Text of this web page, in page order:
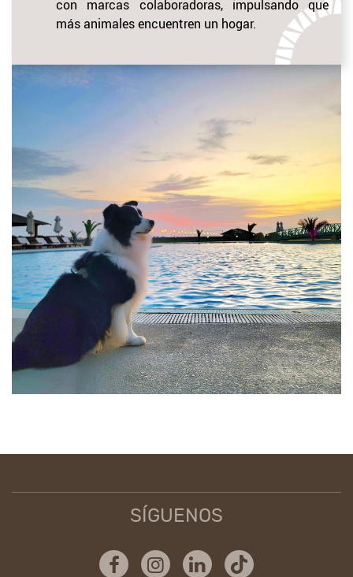
con marcas colaboradoras, impulsando que
más animales encuentren un hogar.
SÍGUENOS
FacebookInstagram
LinkedinTiktok